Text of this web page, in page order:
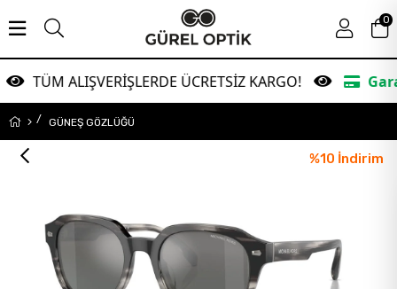
ALIŞVERİŞLERDE ÜCRETSİZ KARGO! Garanti
0
GÜNEŞ GÖZLÜĞÜ
%10 İndirim